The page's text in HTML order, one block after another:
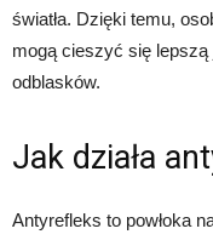
światła. Dzięki temu,
mogą cieszyć się
odblasków.
Jak działa
Antyrefleks to powłoka